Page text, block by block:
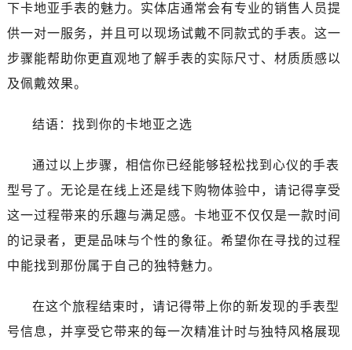
下卡地亚手表的魅力。实体店通常会有专业的销售人员提
供一对一服务，并且可以现场试戴不同款式的手表。这一
步骤能帮助你更直观地了解手表的实际尺寸、材质质感以
及佩戴效果。
结语：找到你的卡地亚之选
通过以上步骤，相信你已经能够轻松找到心仪的手表
型号了。无论是在线上还是线下购物体验中，请记得享受
这一过程带来的乐趣与满足感。卡地亚不仅仅是一款时间
的记录者，更是品味与个性的象征。希望你在寻找的过程
中能找到那份属于自己的独特魅力。
在这个旅程结束时，请记得带上你的新发现的手表型
号信息，并享受它带来的每一次精准计时与独特风格展现